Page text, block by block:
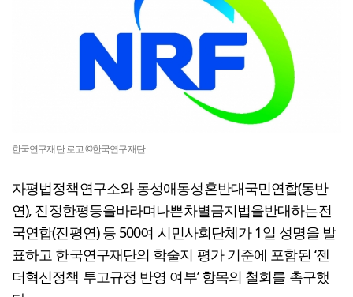
한국연구재단 로고 ©한국연구재단
자평법정책연구소와 동성애동성혼반대국민연합(동반
연), 진정한평등을바라며나쁜차별금지법을반대하는전
국연합(진평연) 등 500여 시민사회단체가 1일 성명을 발
표하고 한국연구재단의 학술지 평가 기준에 포함된 ‘젠
더혁신정책 투고규정 반영 여부’ 항목의 철회를 촉구했